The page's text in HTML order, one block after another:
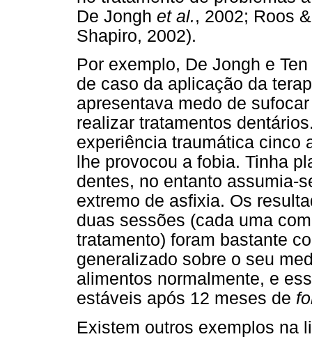
De Jongh et al., 2002; Roos
Shapiro, 2002).
Por exemplo, De Jongh e
de caso da aplicação da
apresentava medo de
realizar tratamentos
experiência traumática cinco
lhe provocou a fobia. Tinha
dentes, no entanto assumia-
extremo de asfixia. Os
duas sessões (cada uma
tratamento) foram bastante
generalizado sobre o seu
alimentos normalmente, e
estáveis após 12 meses de
Existem outros exemplos na